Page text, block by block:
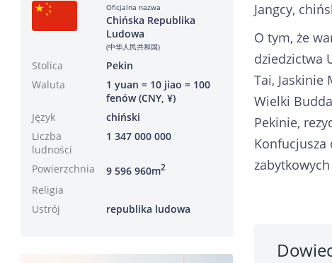
Oficjalna nazwa
Chińska Republika
Ludowa
(中华人民共和国)
Stolica
Pekin
Waluta
1 yuan = 10 jiao = 100
fenów (CNY, ¥)
Język
chiński
Liczba
ludności
1 347 000 000
Powierzchnia 9 596 960m2
Religia
Ustrój
republika ludowa
Jangcy,
O tym, że
dziedzictwa
Tai, Jaskinie
Wielki
Pekinie,
Konfucjusza